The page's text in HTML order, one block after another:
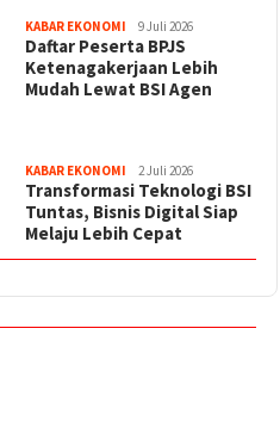
KABAR EKONOMI 9 Juli 2026
Daftar Peserta BPJS
Ketenagakerjaan Lebih
Mudah Lewat BSI Agen
KABAR EKONOMI 2 Juli 2026
Transformasi Teknologi BSI
Tuntas, Bisnis Digital Siap
Melaju Lebih Cepat